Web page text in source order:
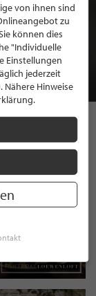
von ihnen sind
zu
können dies
"Individuelle
Einstellungen
jederzeit
Nähere Hinweise